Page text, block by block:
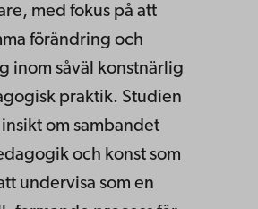
med fokus på att
förändring och
inom såväl konstnärlig
praktik. Studien
om sambandet
och konst som
undervisa som en